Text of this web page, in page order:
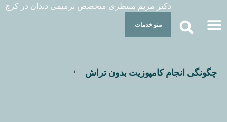
دکتر مریم منتظری متخصص ترمیمی دندان در کرج
منو خدمات
چگونگی انجام کامپوزیت بدون تراش